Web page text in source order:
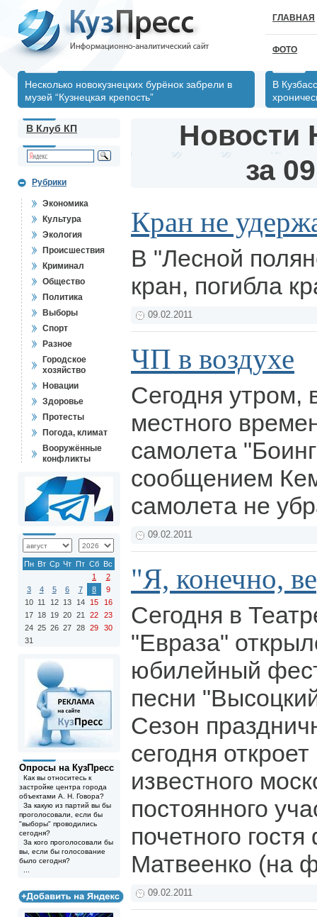
ГЛАВНАЯ
ФОТО
Несколько новокузнецких бурёнок забрели в
музей “Кузнецкая крепость”
В
В Клуб КП
Рубрики
Экономика
Культура
Экология
Происшествия
Криминал
Общество
Политика
Выборы
Спорт
Разное
Городское
хозяйство
Новации
Здоровье
Протесты
Погода, климат
Вооружённые
конфликты
Пн Вт Ср Чт Пт Сб Вс
1
2
3
4 5 6 7 8
9
10 11 12 13 14 15
16
17 18 19 20 21 22
23
24 25 26 27 28 29
30
31
Опросы на КузПресс
Как вы относитесь к
застройке центра города
объектами А. Н. Говора?
За какую из партий вы бы
проголосовали, если бы
"выборы" проводились
сегодня?
За кого проголосовали бы
вы, если бы голосование
было сегодня?
Новости
за
Кран не
В "Лесной
кран, погибла
09.02.2011
ЧП в воздухе
Сегодня утром,
местного
самолета
сообщением
самолета не
09.02.2011
"Я, конечно,
Сегодня в
"Евраза"
юбилейный
песни
Сезон
сегодня
известного
постоянного
почетного
Матвеенко (на
09.02.2011